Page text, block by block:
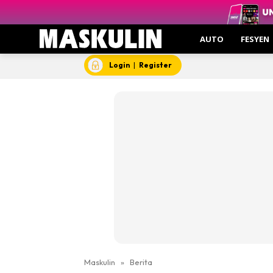
AUTO FESYEN
Login | Register
Maskulin » Berita